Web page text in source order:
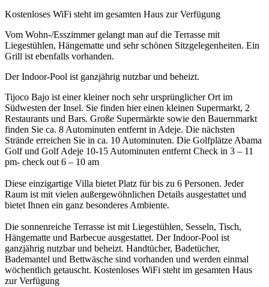
Kostenloses WiFi steht im gesamten Haus zur Verfügung
Vom Wohn-/Esszimmer gelangt man auf die Terrasse mit
Liegestühlen, Hängematte und sehr schönen Sitzgelegenheiten. Ein
Grill ist ebenfalls vorhanden.
Der Indoor-Pool ist ganzjährig nutzbar und beheizt.
Tijoco Bajo ist einer kleiner noch sehr ursprünglicher Ort im
Südwesten der Insel. Sie finden hier einen kleinen Supermarkt, 2
Restaurants und Bars. Große Supermärkte sowie den Bauernmarkt
finden Sie ca. 8 Autominuten entfernt in Adeje. Die nächsten
Strände erreichen Sie in ca. 10 Autominuten. Die Golfplätze Abama
Golf und Golf Adeje 10-15 Autominuten entfernt Check in 3 – 11
pm- check out 6 – 10 am
Diese einzigartige Villa bietet Platz für bis zu 6 Personen. Jeder
Raum ist mit vielen außergewöhnlichen Details ausgestattet und
bietet Ihnen ein ganz besonderes Ambiente.
Die sonnenreiche Terrasse ist mit Liegestühlen, Sesseln, Tisch,
Hängematte und Barbecue ausgestattet. Der Indoor-Pool ist
ganzjährig nutzbar und beheizt. Handtücher, Badetücher,
Bademantel und Bettwäsche sind vorhanden und werden einmal
wöchentlich getauscht. Kostenloses WiFi steht im gesamten Haus
zur Verfügung